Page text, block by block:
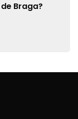
Braga?